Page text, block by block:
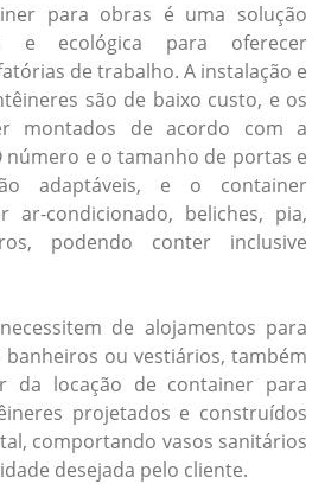
para obras é uma solução
e ecológica para oferecer
de trabalho. A instalação e
são de baixo custo, e os
montados de acordo com a
número e o tamanho de portas e
adaptáveis, e o container
ar-condicionado, beliches, pia,
podendo conter inclusive
de alojamentos para
ou vestiários, também
da locação de container para
projetados e construídos
comportando vasos sanitários
desejada pelo cliente.